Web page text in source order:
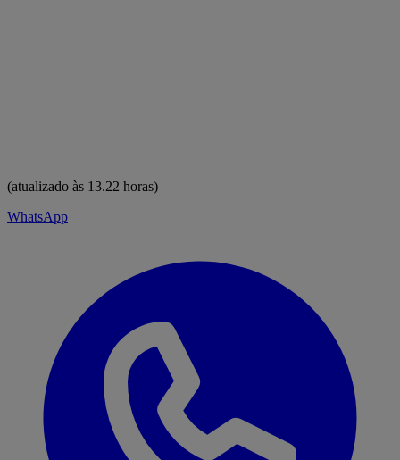
(atualizado às 13.22 horas)
WhatsApp